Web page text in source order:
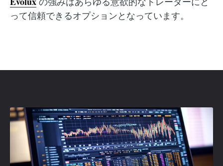
って信頼できるオプションとなっています。